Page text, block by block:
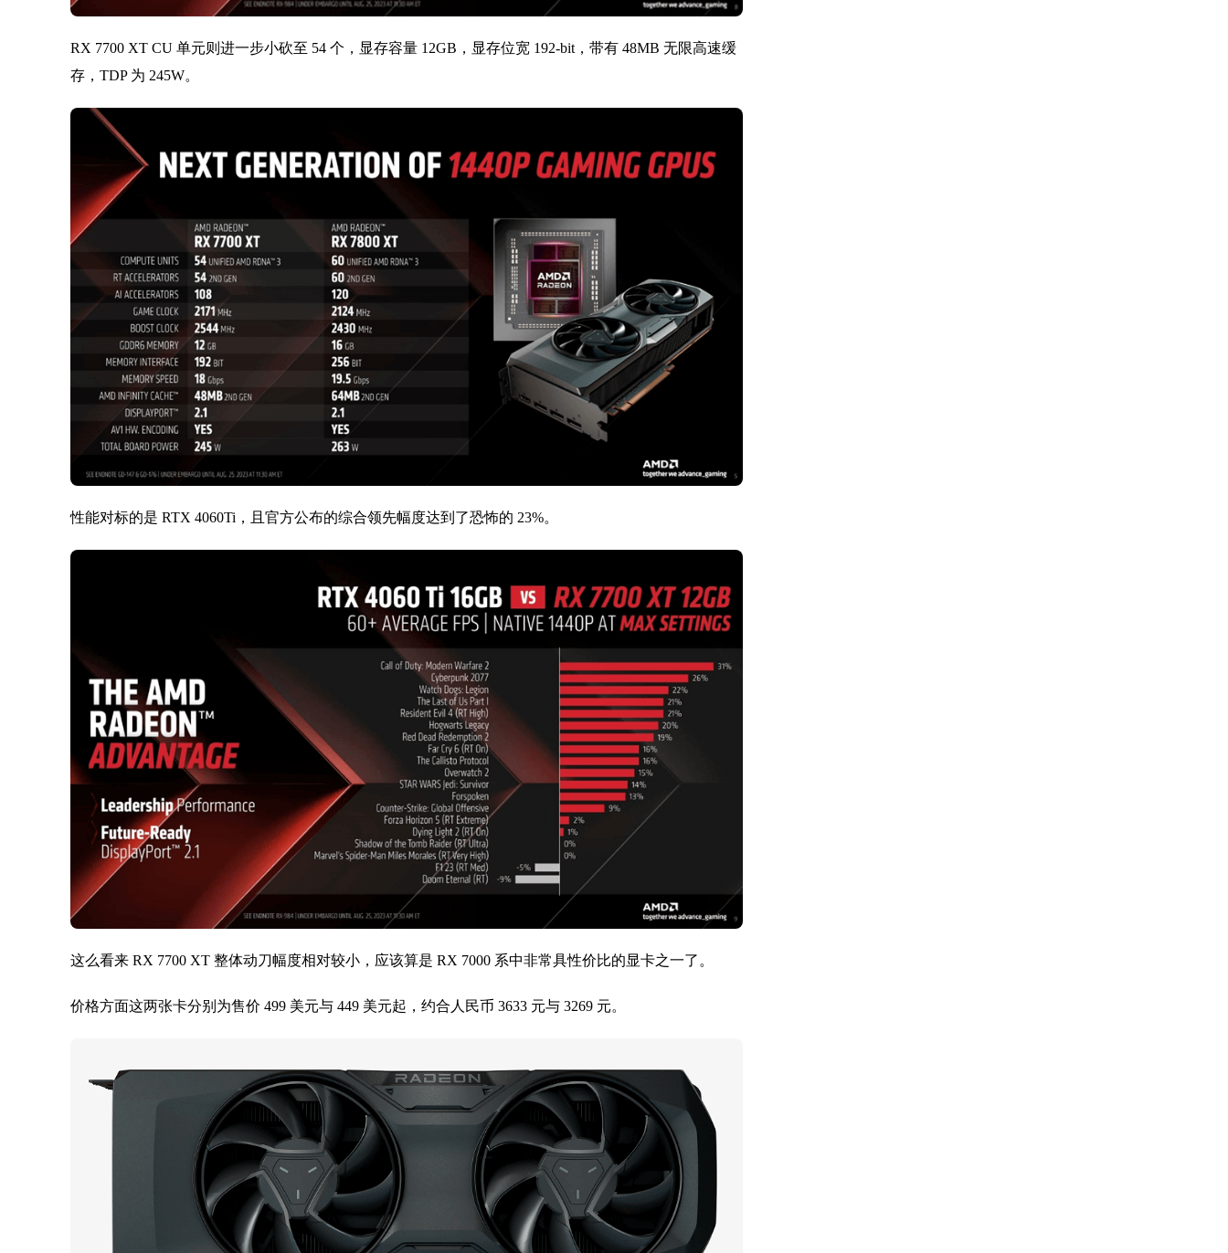
RX 7700 XT CU 单元则进一步小砍至 54 个，显存容量 12GB，显存位宽 192-bit，带有 48MB 无限高速缓
存，TDP 为 245W。
性能对标的是 RTX 4060Ti，且官方公布的综合领先幅度达到了恐怖的 23%。
这么看来 RX 7700 XT 整体动刀幅度相对较小，应该算是 RX 7000 系中非常具性价比的显卡之一了。
价格方面这两张卡分别为售价 499 美元与 449 美元起，约合人民币 3633 元与 3269 元。